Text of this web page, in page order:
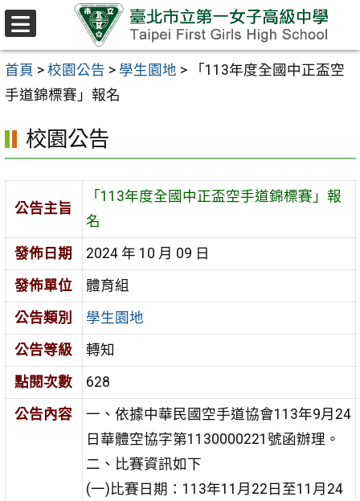
跳至主要內容區
首頁 > 校園公告 > 學生園地 >
「113年度全國中正盃空
手道錦標賽」報名
校園公告
公告主旨
「113年度全國中正盃空手道錦標賽」報
名
發佈日期
2024 年 10 月 09 日
發佈單位
體育組
公告類別
學生園地
公告等級
轉知
點閱次數
628
公告內容
一、依據中華民國空手道協會113年9月24
日華體空協字第1130000221號函辦理。
二、比賽資訊如下
(一)比賽日期：113年11月22日至11月24
選
單